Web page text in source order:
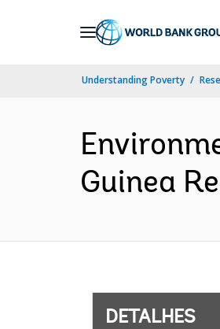
Understanding Poverty
Guinea
DETALHES